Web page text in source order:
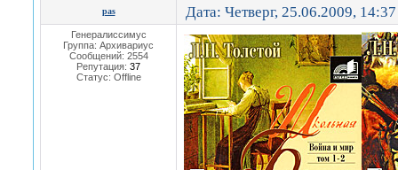
pas Дата: Четверг, 25.06.2009,
Генералиссимус
Группа: Архивариус
Сообщений: 2554
Репутация: 37
Статус: Offline